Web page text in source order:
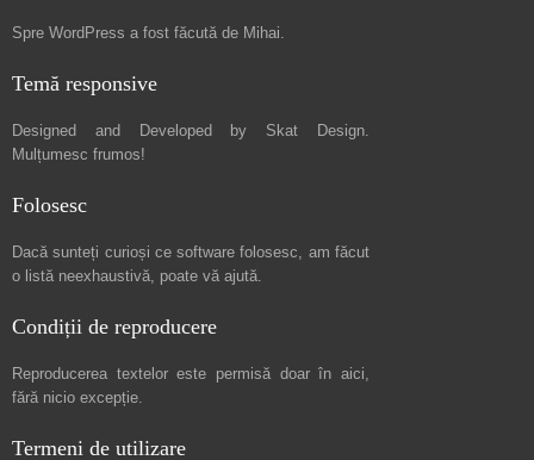
Spre WordPress a fost făcută de Mihai.
Temă responsive
Designed and Developed by Skat Design.
Mulțumesc frumos!
Folosesc
Dacă sunteți curioși ce software folosesc, am făcut
o listă neexhaustivă, poate vă ajută.
Condiții de reproducere
Reproducerea textelor este permisă doar în aici,
fără nicio excepție.
Termeni de utilizare